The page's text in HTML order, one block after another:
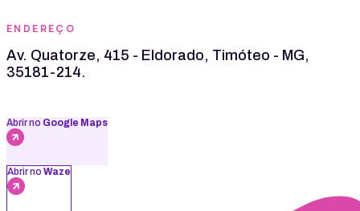
ENDEREÇO
Av. Quatorze, 415 - Eldorado, Timóteo - MG,
35181-214.
Abrir no Google Maps
Abrir no Waze